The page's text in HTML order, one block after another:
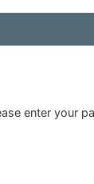
enter your